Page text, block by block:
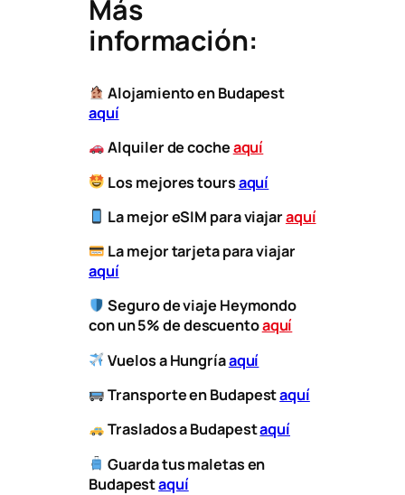
Más
información:
Alojamiento en Budapest
aquí
Alquiler de cocheaquí
Los mejores toursaquí
La mejor eSIM para viajaraquí
La mejor tarjeta para viajar
aquí
Seguro de viaje Heymondo
con un 5% de descuentoaquí
Vuelos a Hungríaaquí
​Transporteen Budapestaquí
​Traslados a Budapestaquí
Guarda tus maletas en
Budapestaquí